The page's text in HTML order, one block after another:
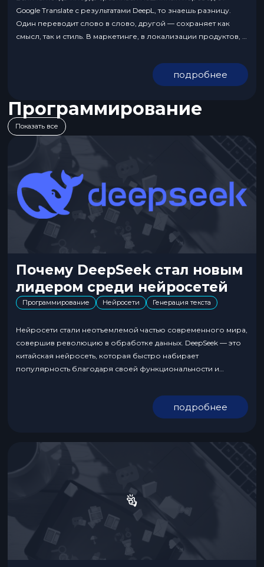
Google Translate с результатами DeepL, то знаешь разницу.
Один переводит слово в слово, другой — сохраняет как
смысл, так и стиль. В маркетинге, в локализации продуктов, в
конверсию и доверие. DeepL стал выбором
профессионалов не потому что «новинка», а...подробнее
Программирование
Показать все
Почему DeepSeek стал новым
лидером среди нейросетей
Программирование Нейросети Генерация текста
Нейросети стали неотъемлемой частью современного мира,
совершив революцию в обработке данных. DeepSeek — это
китайская нейросеть, которая быстро набирает
популярность благодаря своей функциональности и
ориентирована на аналитику и автоматизацию, что делает ее
востребованной в бизнесе и частном использовании. Что
такое DeepSeek DeepSeek — это инновационная нейросеть,
подробнее